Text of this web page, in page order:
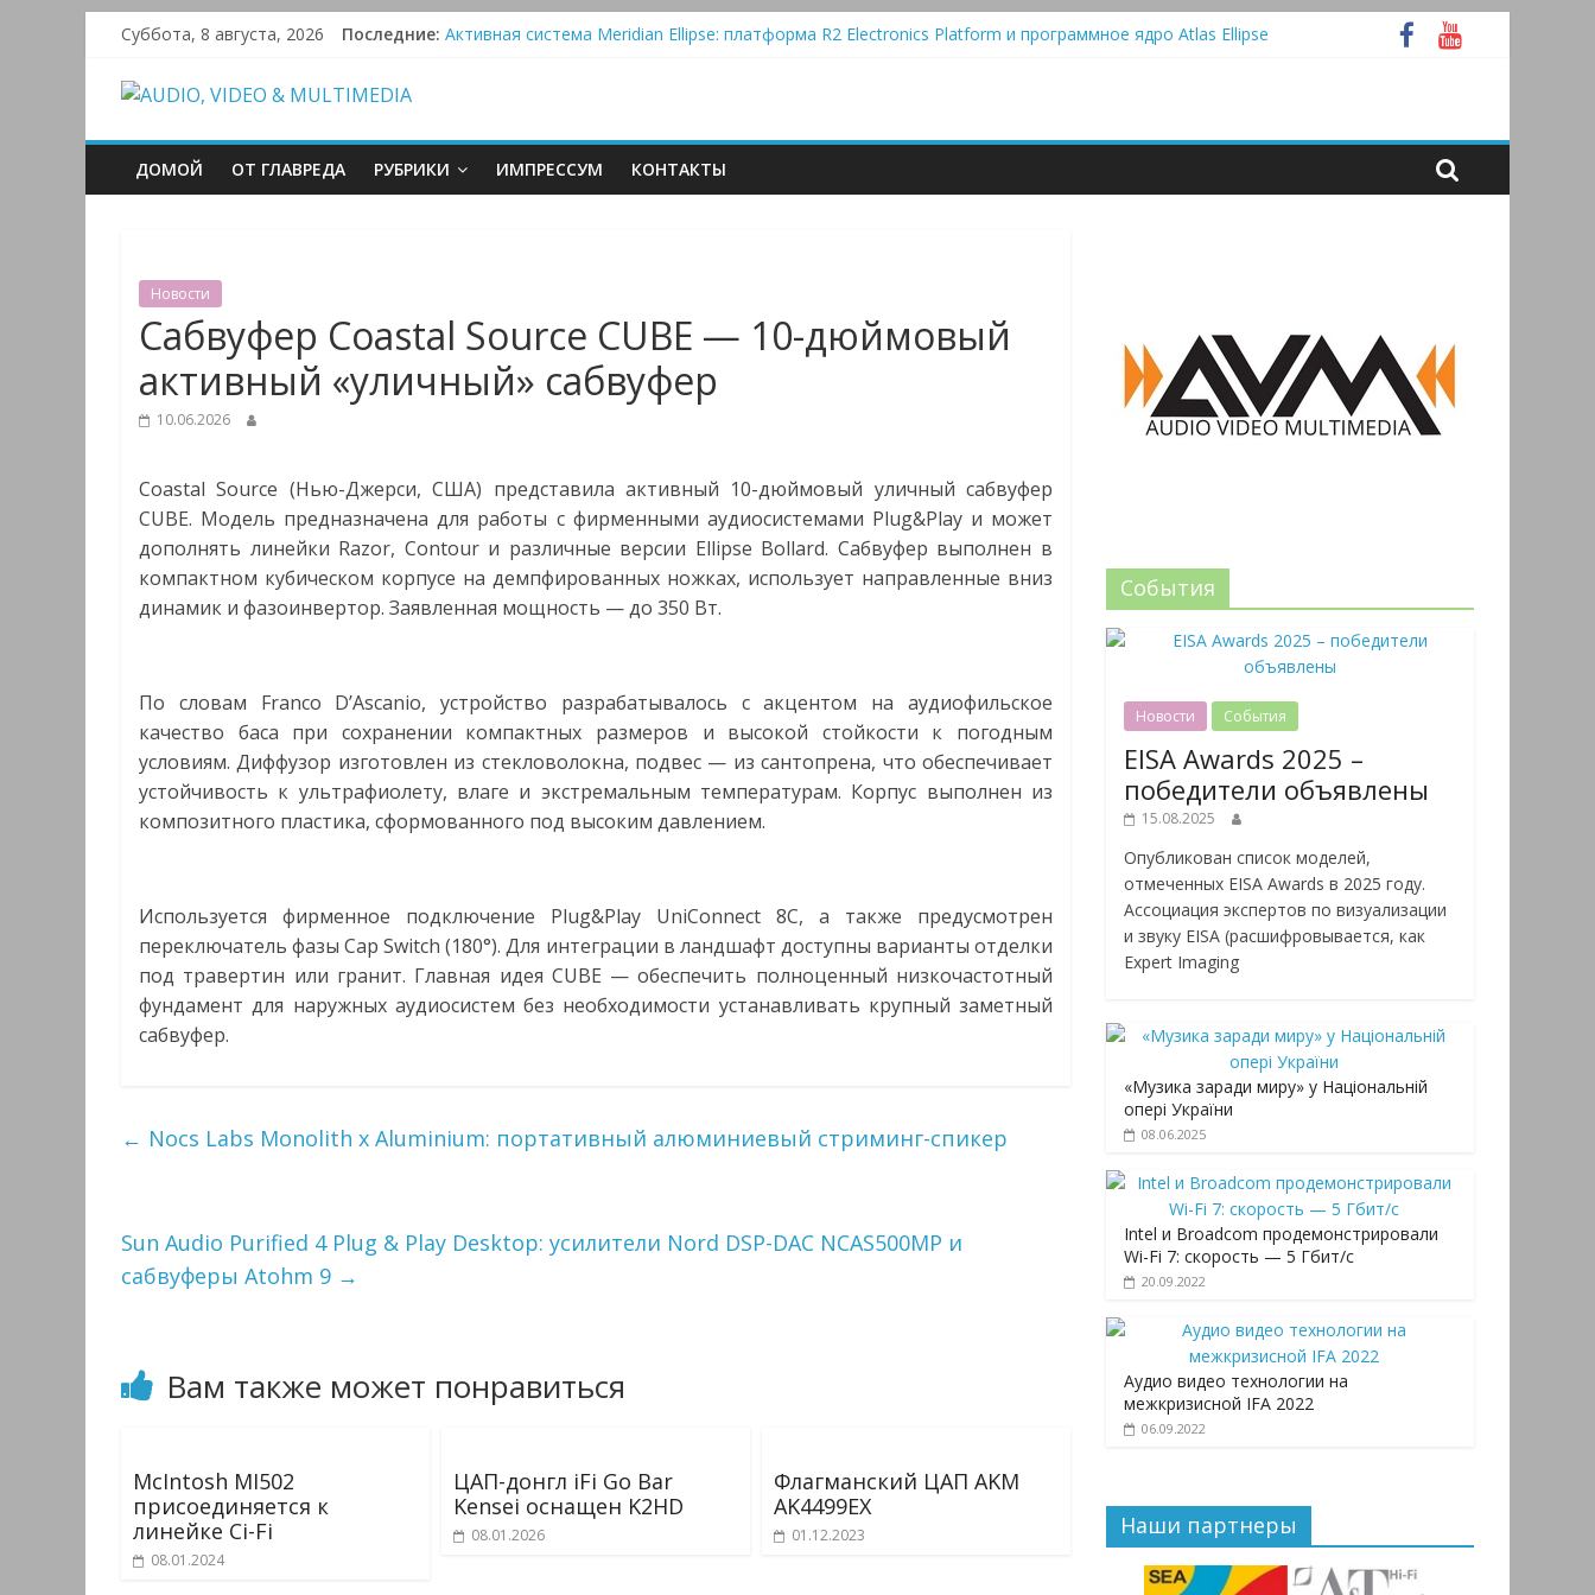
content
Суббота, 8 августа, 2026 Последние:
Victrola Automatic — традиционный виниловый автомат, дополненный Bluetooth
Активная система Meridian Ellipse: платформа R2 Electronics Platform и программное ядро Atlas Ellipse
AUDIO,
VIDEO
MULTIMEDIA
Аудио,
Видео
ДОМОЙ ОТ ГЛАВРЕДА РУБРИКИ ИМПРЕССУМ КОНТАКТЫ
Новости
Сабвуфер Coastal Source CUBE — 10-дюймовый
активный «уличный» сабвуфер
10.06.2026
Coastal Source (Нью-Джерси, США) представила активный 10-дюймовый уличный сабвуфер
CUBE. Модель предназначена для работы с фирменными аудиосистемами Plug&Play и может
дополнять линейки Razor, Contour и различные версии Ellipse Bollard. Сабвуфер выполнен в
компактном кубическом корпусе на демпфированных ножках, использует направленные вниз
динамик и фазоинвертор. Заявленная мощность — до 350 Вт.
По словам Franco D’Ascanio, устройство разрабатывалось с акцентом на аудиофильское
качество баса при сохранении компактных размеров и высокой стойкости к погодным
условиям. Диффузор изготовлен из стекловолокна, подвес — из сантопрена, что обеспечивает
устойчивость к ультрафиолету, влаге и экстремальным температурам. Корпус выполнен из
композитного пластика, сформованного под высоким давлением.
Используется фирменное подключение Plug&Play UniConnect 8C, а также предусмотрен
переключатель фазы Cap Switch (180°). Для интеграции в ландшафт доступны варианты отделки
под травертин или гранит. Главная идея CUBE — обеспечить полноценный низкочастотный
фундамент для наружных аудиосистем без необходимости устанавливать крупный заметный
сабвуфер.
← Nocs Labs Monolith x Aluminium: портативный алюминиевый стриминг-спикер
Sun Audio Purified 4 Plug & Play Desktop: усилители Nord DSP-DAC NCAS500MP и
сабвуферы Atohm 9 →
Вам также может понравиться
McIntosh MI502
присоединяется к
линейке Ci-Fi
08.01.2024
ЦАП-донгл iFi Go Bar
Kensei оснащен K2HD
08.01.2026
Флагманский ЦАП AKM
AK4499EX
01.12.2023
События
Новости События
EISA Awards 2025 –
победители объявлены
15.08.2025
Опубликован список моделей,
отмеченных EISA Awards в 2025 году.
Ассоциация экспертов по визуализации
и звуку EISA (расшифровывается, как
Expert Imaging
«Музика заради миру» у Національній
опері України
08.06.2025
Intel и Broadcom продемонстрировали
Wi-Fi 7: скорость — 5 Гбит/с
20.09.2022
Аудио видео технологии на
межкризисной IFA 2022
06.09.2022
Наши партнеры